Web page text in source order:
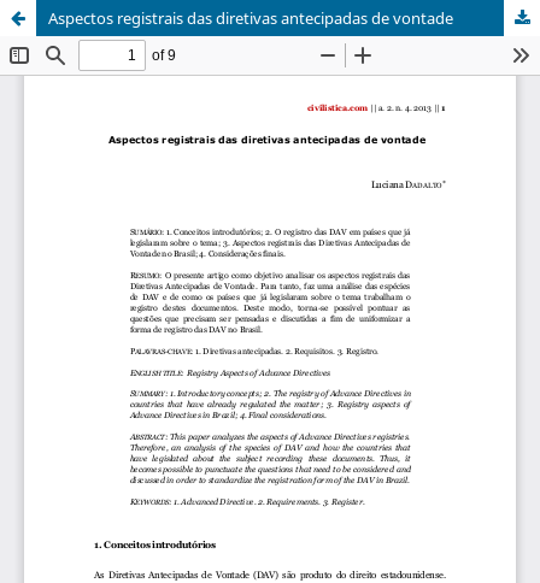
Aspectos registrais das diretivas antecipadas de vontade